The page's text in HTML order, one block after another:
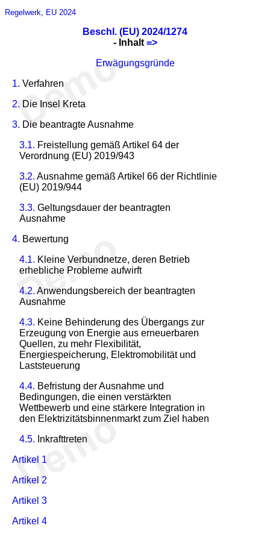
Regelwerk EU 2024
Beschl. (EU) 2024/1274
- Inhalt =>
Erwägungsgründe
1. Verfahren
2. Die Insel Kreta
3. Die beantragte Ausnahme
3.1. Freistellung gemäß Artikel 64 der
Verordnung (EU) 2019/943
3.2. Ausnahme gemäß Artikel 66 der Richtlinie
(EU) 2019/944
3.3. Geltungsdauer der beantragten
Ausnahme
4. Bewertung
4.1. Kleine Verbundnetze, deren Betrieb
erhebliche Probleme aufwirft
4.2. Anwendungsbereich der beantragten
Ausnahme
4.3. Keine Behinderung des Übergangs zur
Erzeugung von Energie aus erneuerbaren
Quellen, zu mehr Flexibilität,
Energiespeicherung, Elektromobilität und
Laststeuerung
4.4. Befristung der Ausnahme und
Bedingungen, die einen verstärkten
Wettbewerb und eine stärkere Integration in
den Elektrizitätsbinnenmarkt zum Ziel haben
4.5. Inkrafttreten
Artikel 1
Artikel 2
Artikel 3
Artikel 4